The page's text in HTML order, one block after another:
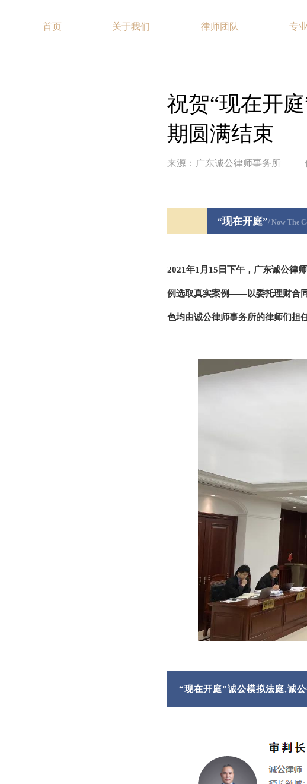
首页 关于我们 律师团队 专
祝贺“现在开
期圆满结束
来源：广东诚公律师事务所
“现在开庭”/ Now The
2021年1月15日下午，广东诚公律
例选取真实案例——以委托理财合
色均由诚公律师事务所的律师们担任
“现在开庭”诚公模拟法庭,诚公